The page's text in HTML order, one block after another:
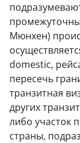
Мюнхен)
domestic,
пересечь
транзитная
других
либо участок
страны,